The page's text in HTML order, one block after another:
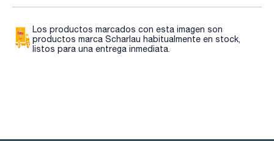
Los productos marcados con esta imagen son
productos marca Scharlau habitualmente en stock,
listos para una entrega inmediata.